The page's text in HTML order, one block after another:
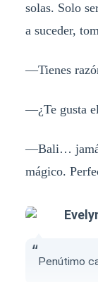
solas. Solo
a suceder,
—Tienes
—¿Te gusta
—Bali…
mágico.
Penútimo